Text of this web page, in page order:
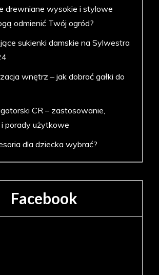
drewniane wysokie i stylowe
odmienić Twój ogród?
sukienki damskie na Sylwestra
wnętrz – jak dobrać gałki do
CR – zastosowanie,
porady użytkowe
dla dziecka wybrać?
Facebook